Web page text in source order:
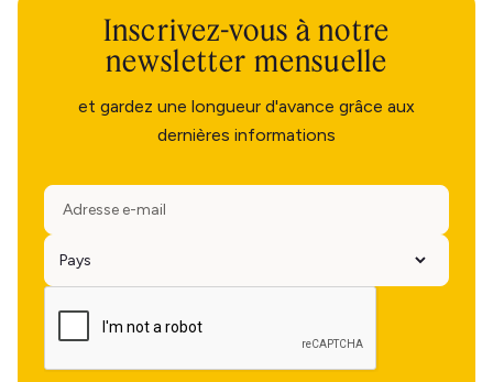
Inscrivez-vous à notre
newsletter mensuelle
et gardez une longueur d'avance grâce aux
dernières informations